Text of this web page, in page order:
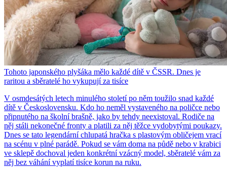
Tohoto japonského plyšáka mělo každé dítě v ČSSR. Dnes je
raritou a sběratelé ho vykupují za tisíce
V osmdesátých letech minulého století po něm toužilo snad každé
dítě v Československu. Kdo ho neměl vystaveného na poličce nebo
připnutého na školní brašně, jako by tehdy neexistoval. Rodiče na
něj stáli nekonečné fronty a platili za něj těžce vydobytými poukazy.
Dnes se tato legendární chlupatá hračka s plastovým obličejem vrací
na scénu v plné parádě. Pokud se vám doma na půdě nebo v krabici
ve sklepě dochoval jeden konkrétní vzácný model, sběratelé vám za
něj bez váhání vyplatí tisíce korun na ruku.